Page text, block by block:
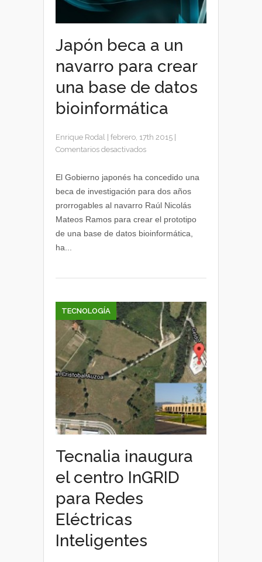
Japón beca a un
navarro para crear
una base de datos
bioinformática
Enrique Rodal febrero, 17th 2015
Comentarios desactivadosen
navarro
para
crear
El Gobierno japonés ha concedido una
beca de investigación para dos años
prorrogables al navarro Raúl Nicolás
Mateos Ramos para crear el prototipo
de una base de datos bioinformática,
ha...
TECNOLOGÍA
Tecnalia inaugura
el centro InGRID
para Redes
Eléctricas
Inteligentes